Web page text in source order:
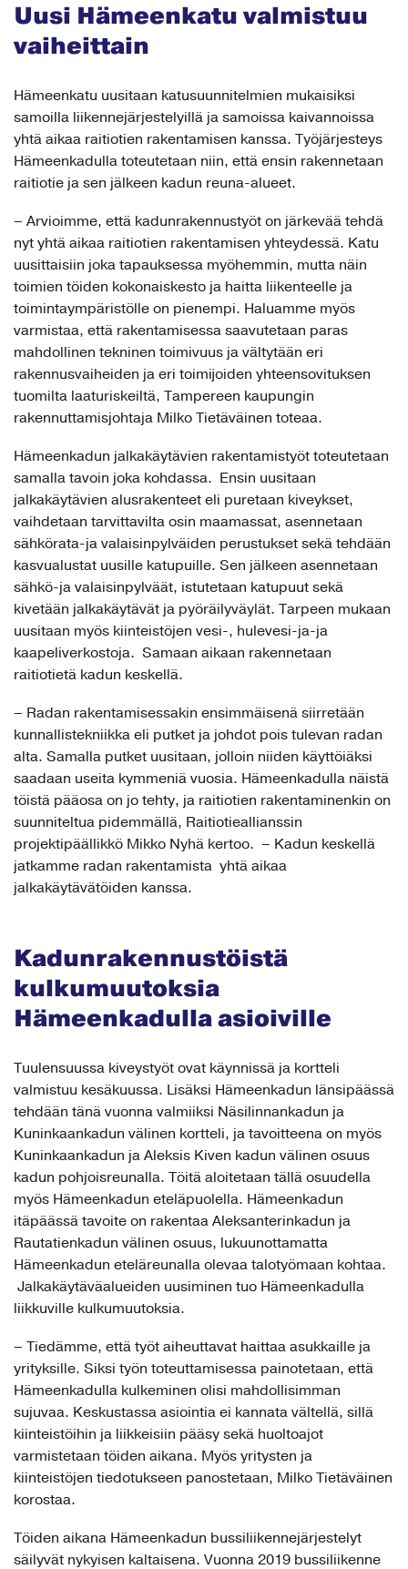
Uusi Hämeenkatu valmistuu
vaiheittain
Hämeenkatu uusitaan katusuunnitelmien mukaisiksi
samoilla liikennejärjestelyillä ja samoissa kaivannoissa
yhtä aikaa raitiotien rakentamisen kanssa. Työjärjesteys
Hämeenkadulla toteutetaan niin, että ensin rakennetaan
raitiotie ja sen jälkeen kadun reuna-alueet.
– Arvioimme, että kadunrakennustyöt on järkevää tehdä
nyt yhtä aikaa raitiotien rakentamisen yhteydessä. Katu
uusittaisiin joka tapauksessa myöhemmin, mutta näin
toimien töiden kokonaiskesto ja haitta liikenteelle ja
toimintaympäristölle on pienempi. Haluamme myös
varmistaa, että rakentamisessa saavutetaan paras
mahdollinen tekninen toimivuus ja vältytään eri
rakennusvaiheiden ja eri toimijoiden yhteensovituksen
tuomilta laaturiskeiltä, Tampereen kaupungin
rakennuttamisjohtaja Milko Tietäväinen toteaa.
Hämeenkadun jalkakäytävien rakentamistyöt toteutetaan
samalla tavoin joka kohdassa. Ensin uusitaan
jalkakäytävien alusrakenteet eli puretaan kiveykset,
vaihdetaan tarvittavilta osin maamassat, asennetaan
sähkörata-ja valaisinpylväiden perustukset sekä tehdään
kasvualustat uusille katupuille. Sen jälkeen asennetaan
sähkö-ja valaisinpylväät, istutetaan katupuut sekä
kivetään jalkakäytävät ja pyöräilyväylät. Tarpeen mukaan
uusitaan myös kiinteistöjen vesi-, hulevesi-ja-ja
kaapeliverkostoja. Samaan aikaan rakennetaan
raitiotietä kadun keskellä.
– Radan rakentamisessakin ensimmäisenä siirretään
kunnallistekniikka eli putket ja johdot pois tulevan radan
alta. Samalla putket uusitaan, jolloin niiden käyttöiäksi
saadaan useita kymmeniä vuosia. Hämeenkadulla näistä
töistä pääosa on jo tehty, ja raitiotien rakentaminenkin on
suunniteltua pidemmällä, Raitiotieallianssin
projektipäällikkö Mikko Nyhä kertoo. – Kadun keskellä
jatkamme radan rakentamista yhtä aikaa
jalkakäytävätöiden kanssa.
Kadunrakennustöistä
kulkumuutoksia
Hämeenkadulla asioiville
Tuulensuussa kiveystyöt ovat käynnissä ja kortteli
valmistuu kesäkuussa. Lisäksi Hämeenkadun länsipäässä
tehdään tänä vuonna valmiiksi Näsilinnankadun ja
Kuninkaankadun välinen kortteli, ja tavoitteena on myös
Kuninkaankadun ja Aleksis Kiven kadun välinen osuus
kadun pohjoisreunalla. Töitä aloitetaan tällä osuudella
myös Hämeenkadun eteläpuolella. Hämeenkadun
itäpäässä tavoite on rakentaa Aleksanterinkadun ja
Rautatienkadun välinen osuus, lukuunottamatta
Hämeenkadun eteläreunalla olevaa talotyömaan kohtaa.
Jalkakäytäväalueiden uusiminen tuo Hämeenkadulla
liikkuville kulkumuutoksia.
– Tiedämme, että työt aiheuttavat haittaa asukkaille ja
yrityksille. Siksi työn toteuttamisessa painotetaan, että
Hämeenkadulla kulkeminen olisi mahdollisimman
sujuvaa. Keskustassa asiointia ei kannata vältellä, sillä
kiinteistöihin ja liikkeisiin pääsy sekä huoltoajot
varmistetaan töiden aikana. Myös yritysten ja
kiinteistöjen tiedotukseen panostetaan, Milko Tietäväinen
korostaa.
Töiden aikana Hämeenkadun bussiliikennejärjestelyt
säilyvät nykyisen kaltaisena. Vuonna 2019 bussiliikenne